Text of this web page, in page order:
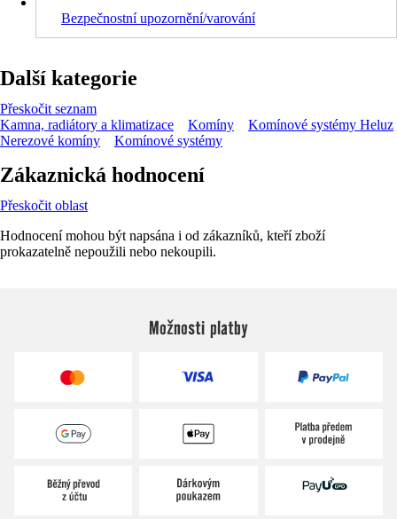
Bezpečnostní upozornění/varování
Další kategorie
Přeskočit seznam
Kamna, radiátory a klimatizace
Komíny
Komínové systémy Heluz
Nerezové komíny
Komínové systémy
Zákaznická hodnocení
Přeskočit oblast
Hodnocení mohou být napsána i od zákazníků, kteří zboží
prokazatelně nepoužili nebo nekoupili.
Možnosti platby